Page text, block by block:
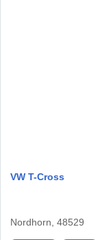
VW T-Cross
Nordhorn, 48529